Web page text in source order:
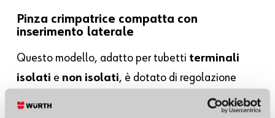
Pinza crimpatrice compatta con
inserimento laterale
Questo modello, adatto per tubetti terminali
isolati e non isolati, è dotato di regolazione